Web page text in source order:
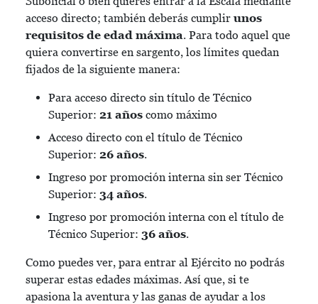
acceso directo; también deberás cumplir unos
requisitos de edad máxima. Para todo aquel que
quiera convertirse en sargento, los límites quedan
fijados de la siguiente manera:
Para acceso directo sin título de Técnico
Superior: 21 años como máximo
Acceso directo con el título de Técnico
Superior: 26 años.
Ingreso por promoción interna sin ser Técnico
Superior: 34 años.
Ingreso por promoción interna con el título de
Técnico Superior: 36 años.
Como puedes ver, para entrar al Ejército no podrás
superar estas edades máximas. Así que, si te
apasiona la aventura y las ganas de ayudar a los